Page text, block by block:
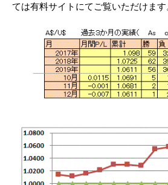
ては有料サイトにてご覧いただけます